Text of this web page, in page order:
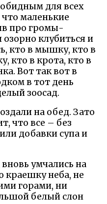
для всех
что маленькие
про громы-
клубиться и
кто в мышку, кто в
кто в крота, кто в
Вот так вот в
в тот день
зоосад.
на обед. Зато
что все – без
добавки супа и
умчались на
краешку неба, не
горами, ни
белый слон